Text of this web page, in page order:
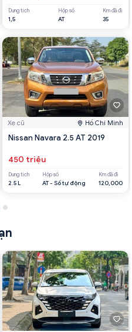
Dung tích
1,5
Hộp số
AT
Km đã đi
35
Xe cũ Hồ Chí Minh
Nissan Navara 2.5 AT 2019
450 triệu
Dung tích
2.5 L
Hộp số
AT - Số tự động
Km đã đi
120,000